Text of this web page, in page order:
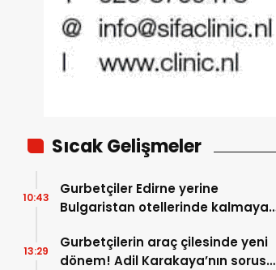
Sıcak Gelişmeler
Gurbetçiler Edirne yerine
Bulgaristan otellerinde kalmaya
10:43
Gurbetçilerin araç çilesinde yeni
dönem! Adil Karakaya’nın sorusu
13:29